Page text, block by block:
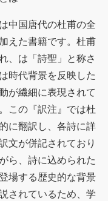
中国唐代の杜甫の全
えた書籍です。杜甫
、は「詩聖」と称さ
時代背景を反映した
が繊細に表現されて
この『訳注』では杜
に翻訳し、各詩に詳
文が併記されており
ら、詩に込められた
場する歴史的な背景
されているため、学